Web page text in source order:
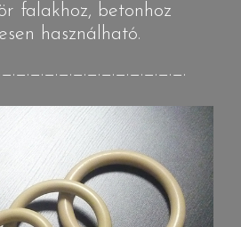
falakhoz, betonhoz
használható.